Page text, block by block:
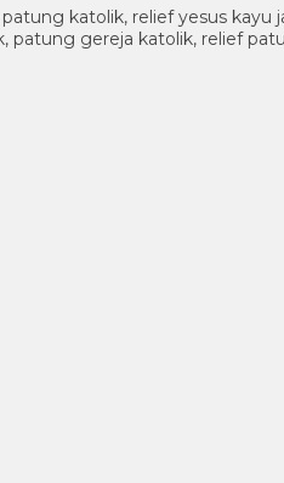
katolik, relief yesus
gereja katolik, relief